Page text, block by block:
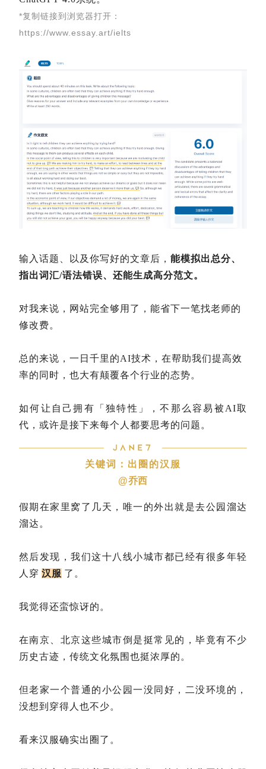
*复制链接到浏览器打开：
https://www.essay.art/ielts
输入话题、以及你写好的文章后， 能模拟出总分、
指出词汇/语法错误、还能生成高分范文。
对我来说，网站完全够用了，能省下一笔找老师的
修改费。
总的来说，一日千里的AI技术，在帮助我们提高效
率的同时，也大有颠覆各个行业的态势。
如何让自己拥有「独特性」，不那么容易被AI取
代，或许是接下来每个人都要思考的问题。
关键词：出圈的汉服
@乔西
假期在家里窝了几天，唯一的外出就是去公园溜达
溜达。
然后发现，我们这十八线小城市都已经有很多年轻
人穿 汉服 了。
我觉得还蛮惊讶的。
在南京、北京这些城市倒是挺常见的，毕竟有不少
历史古迹，传统文化氛围也挺浓厚的。
但老家一个普通的小公园一没同好，二没环境的，
没想到穿得人也不少。
看来汉服确实出圈了。